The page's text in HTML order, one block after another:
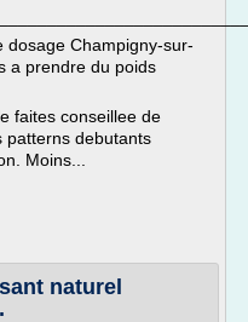
dosage Champigny-sur-
a prendre du poids
faites conseillee de
patterns debutants
Moins...
naturel